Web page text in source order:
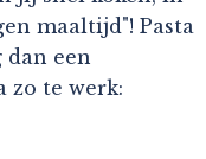
maaltijd"! Pasta
dan een
zo te werk: